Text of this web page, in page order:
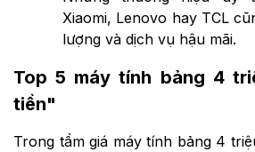
Xiaomi, Lenovo hay TCL
lượng và dịch vụ hậu mãi.
Top 5 máy tính bảng 4
tiền"
Trong tầm giá máy tính bảng 4